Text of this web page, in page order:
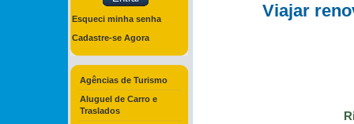
Esqueci minha senha
Cadastre-se Agora
Agências de Turismo
Aluguel de Carro e
Traslados
Viajar